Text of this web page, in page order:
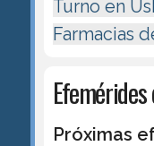
Turno en
Farmacias
Próximas